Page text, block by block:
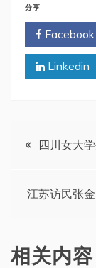
分享
Facebook
Linkedin
文
航
四川女大
江苏访民张
相关内容